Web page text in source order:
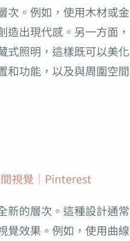
次。例如，使用木材或金
出現代感。另一方面，
式照明，這樣既可以美化
和功能，以及與周圍空間
視覺｜Pinterest
新的層次。這種設計通常
覺效果。例如，使用曲線